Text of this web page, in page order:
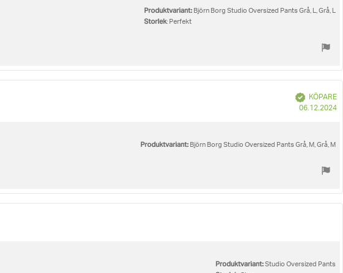
Produktvariant: Björn Borg Studio Oversized Pants Grå, L, Grå, L
Storlek: Perfekt
Bekräftad
KÖPARE
06.12.2024
Produktvariant: Björn Borg Studio Oversized Pants Grå, M, Grå, M
Produktvariant:Studio Oversized Pants